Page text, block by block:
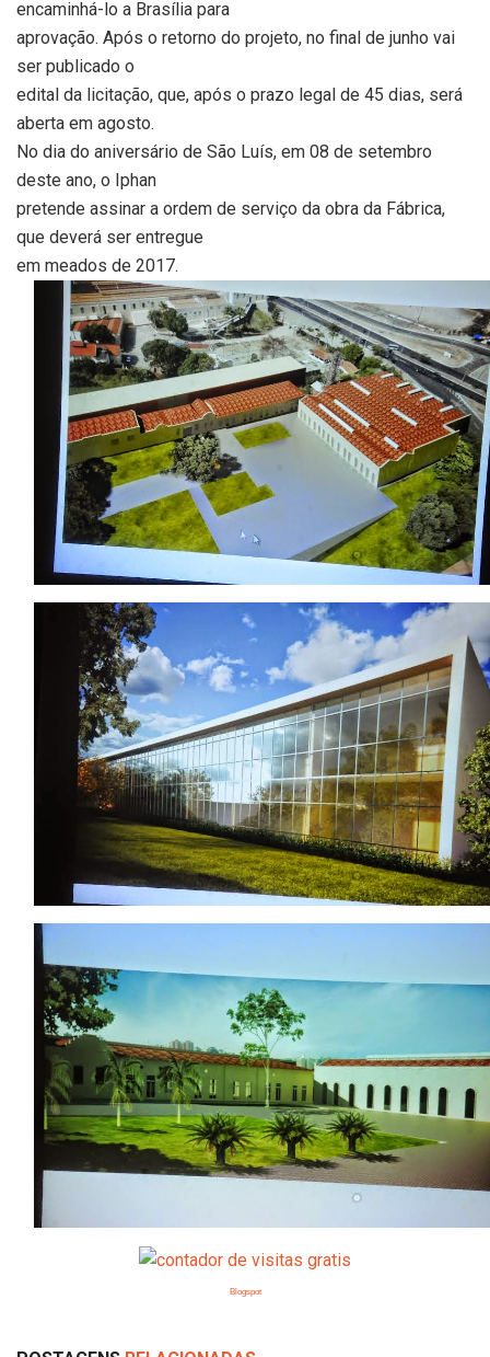
encaminhá-lo a Brasília para
aprovação. Após o retorno do projeto, no final de junho vai
ser publicado o
edital da licitação, que, após o prazo legal de 45 dias, será
aberta em agosto.
No dia do aniversário de São Luís, em 08 de setembro
deste ano, o Iphan
pretende assinar a ordem de serviço da obra da Fábrica,
que deverá ser entregue
em meados de 2017.
Blogspot